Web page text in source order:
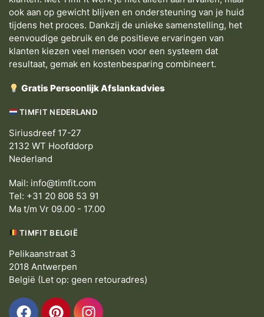
ook aan op gewicht blijven en ondersteuning van je huid
tijdens het proces. Dankzij de unieke samenstelling, het
eenvoudige gebruik en de positieve ervaringen van
klanten kiezen veel mensen voor een systeem dat
resultaat, gemak en kostenbesparing combineert.
Gratis Persoonlijk Afslankadvies
TIMFIT NEDERLAND
Siriusdreef 17-27
2132 WT Hoofddorp
Nederland
Mail: info@timfit.com
Tel: +31 20 808 53 91
Ma t/m Vr 09.00 - 17.00
TIMFIT BELGIË
Pelikaanstraat 3
2018 Antwerpen
België (Let op: geen retouradres)